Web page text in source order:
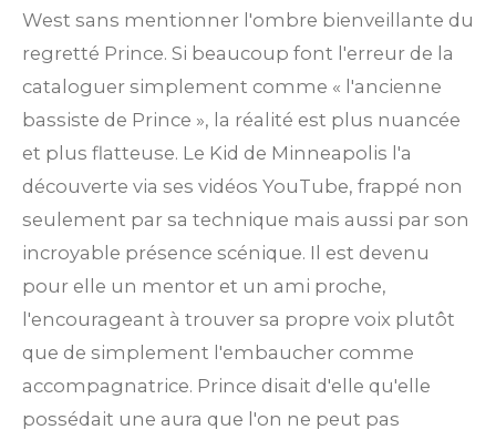
West sans mentionner l'ombre bienveillante du
regretté Prince. Si beaucoup font l'erreur de la
cataloguer simplement comme « l'ancienne
bassiste de Prince », la réalité est plus nuancée
et plus flatteuse. Le Kid de Minneapolis l'a
découverte via ses vidéos YouTube, frappé non
seulement par sa technique mais aussi par son
incroyable présence scénique. Il est devenu
pour elle un mentor et un ami proche,
l'encourageant à trouver sa propre voix plutôt
que de simplement l'embaucher comme
accompagnatrice. Prince disait d'elle qu'elle
possédait une aura que l'on ne peut pas